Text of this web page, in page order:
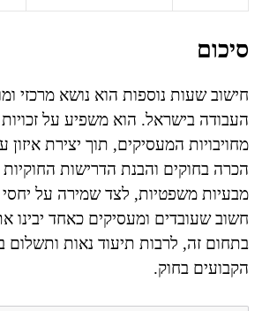
סיכום
חישוב שעות נוספות הוא נושא מרכזי
העבודה בישראל. הוא משפיע על
מחויבויות המעסיקים, תוך יצירת איזון
הכרה בחוקים והבנת הדרישות
מבעיות משפטיות, לצד שמירה על יחסי
חשוב שעובדים ומעסיקים כאחד יבינו
בתחום זה, לרבות תיעוד נאות
הקבועים בחוק.